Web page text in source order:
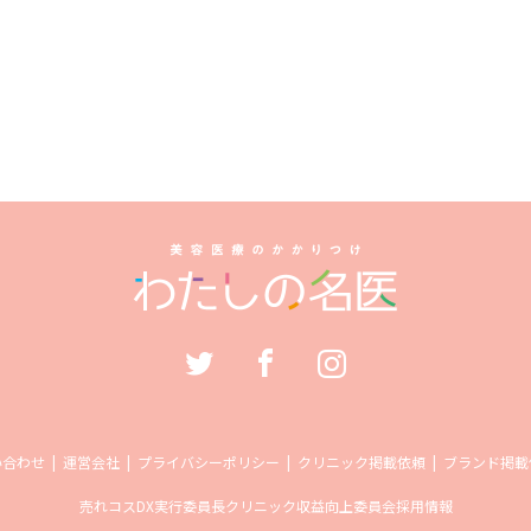
わせ 運営会社 プライバシーポリシー クリニック掲載依頼 ブランド掲
売れコスDX実行委員長クリニック収益向上委員会採用情報